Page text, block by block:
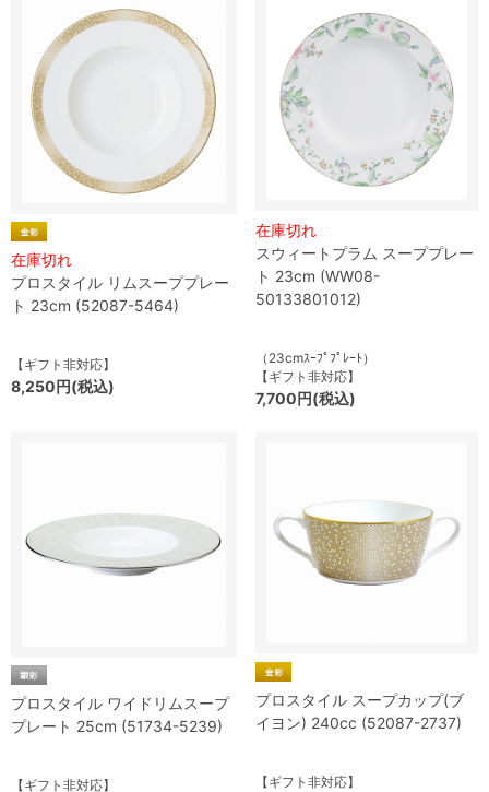
在庫切れ
プロスタイル リムスーププレー
ト 23cm (52087-5464)
【ギフト非対応】
8,250円(税込)
在庫切れ
スウィートプラム スーププレー
ト 23cm (WW08-
50133801012)
（23cmｽｰﾌﾟﾌﾟﾚｰﾄ）
【ギフト非対応】
7,700円(税込)
プロスタイル ワイドリムスープ
プレート 25cm (51734-5239)
【ギフト非対応】
プロスタイル スープカップ(ブ
イヨン) 240cc (52087-2737)
【ギフト非対応】